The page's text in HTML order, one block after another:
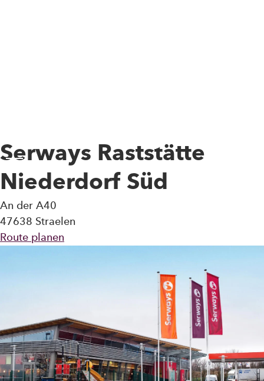
Toggle Menu
Serways Raststätte
Niederdorf Süd
An der A40
47638 Straelen
Route planen